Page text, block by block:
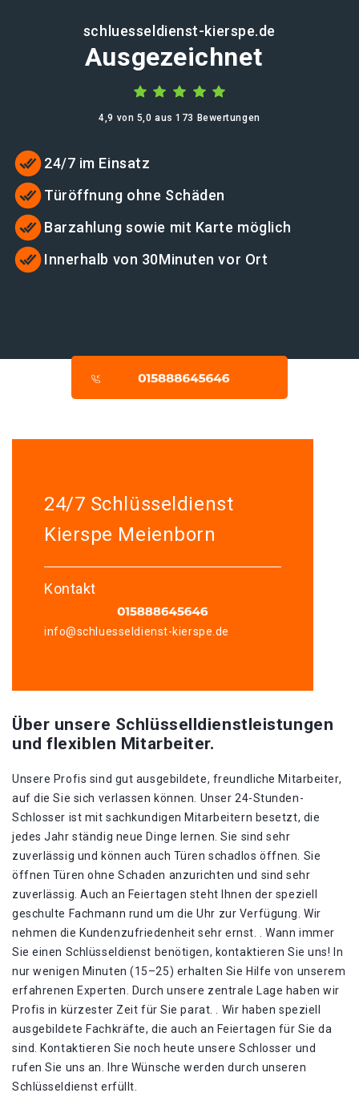
schluesseldienst-kierspe.de
Ausgezeichnet
4,9 von 5,0 aus 173 Bewertungen
24/7 im Einsatz
Türöffnung ohne Schäden
Barzahlung sowie mit Karte möglich
Innerhalb von 30Minuten vor Ort
24/7 Schlüsseldienst
Kierspe Meienborn
Kontakt
info@schluesseldienst-kierspe.de
Über unsere Schlüsselldienstleistungen
und flexiblen Mitarbeiter.
Unsere Profis sind gut ausgebildete, freundliche Mitarbeiter,
auf die Sie sich verlassen können. Unser 24-Stunden-
Schlosser ist mit sachkundigen Mitarbeitern besetzt, die
jedes Jahr ständig neue Dinge lernen. Sie sind sehr
zuverlässig und können auch Türen schadlos öffnen. Sie
öffnen Türen ohne Schaden anzurichten und sind sehr
zuverlässig. Auch an Feiertagen steht Ihnen der speziell
geschulte Fachmann rund um die Uhr zur Verfügung. Wir
nehmen die Kundenzufriedenheit sehr ernst. . Wann immer
Sie einen Schlüsseldienst benötigen, kontaktieren Sie uns! In
nur wenigen Minuten (15–25) erhalten Sie Hilfe von unserem
erfahrenen Experten. Durch unsere zentrale Lage haben wir
Profis in kürzester Zeit für Sie parat. . Wir haben speziell
ausgebildete Fachkräfte, die auch an Feiertagen für Sie da
sind. Kontaktieren Sie noch heute unsere Schlosser und
rufen Sie uns an. Ihre Wünsche werden durch unseren
Schlüsseldienst erfüllt.